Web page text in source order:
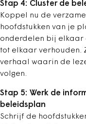
Stap 4: Cluster de
Koppel nu de
hoofdstukken van je
onderdelen bij elkaar
tot elkaar verhouden.
verhaal waarin de
volgen.
Stap 5: Werk de
beleidsplan
Schrijf de